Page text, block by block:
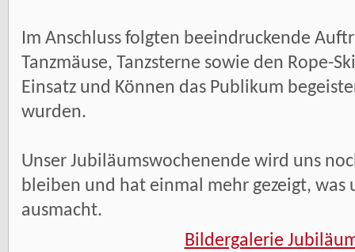
Im Anschluss folgten beeindruckende
Tanzmäuse, Tanzsterne sowie den Rope-
Einsatz und Können das Publikum
wurden.
Unser Jubiläumswochenende wird uns
bleiben und hat einmal mehr gezeigt, was
ausmacht.
Bildergalerie